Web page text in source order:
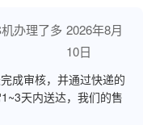
办理了多 2026年8月
10日
成审核，并通过快递的
天内送达，我们的售